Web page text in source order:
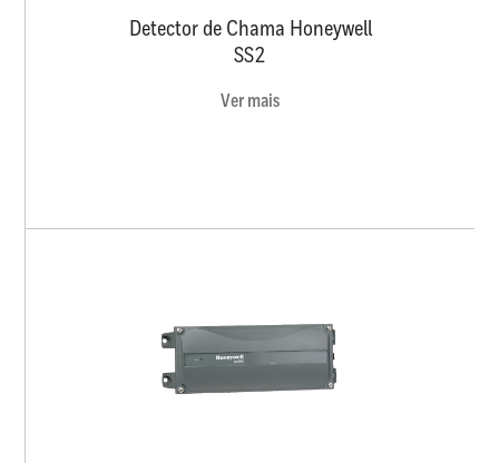
Detector de Chama Honeywell
SS2
Ver mais